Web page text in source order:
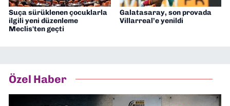
Suça sürüklenen çocuklarla
ilgili yeni düzenleme
Meclis'ten geçti
Galatasaray, son provada
Villarreal’e yenildi
Özel Haber